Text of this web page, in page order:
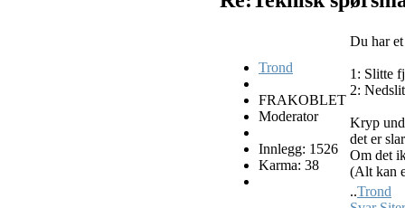
Trond
FRAKOBLET
Moderator
Innlegg: 1526
Karma: 38
Du har
1: Slitte
2:
Kryp
det er
Om det
(Alt kan
..Trond